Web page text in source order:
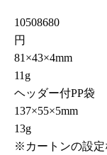
10508680
円
81×43×4mm
11g
ヘッダー付PP袋
137×55×5mm
13g
※カートンの設定